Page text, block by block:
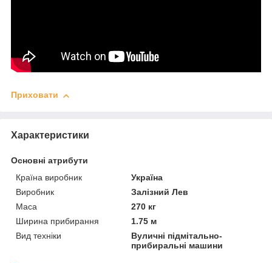
Приховати
Характеристики
Основні атрибути
Країна виробник
Україна
Виробник
Залізний Лев
Маса
270 кг
Ширина прибирання
1.75 м
Вид техніки
Вуличні підмітально-
прибиральні машини